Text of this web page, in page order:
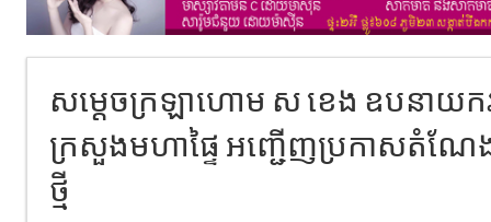
សម្តេចក្រឡាហោម​ ស ខេង ឧបនាយករដ្ឋ
ក្រសួងមហាផ្ទៃ អញ្ជើញប្រកាសតំណែង
ថ្មី